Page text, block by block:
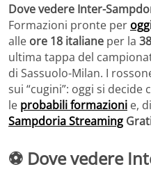
Dove vedere Inter-
Formazioni pronte per
alle ore 18 italiane per la
ultima tappa del
di Sassuolo-Milan. I
sui “cugini”: oggi si
le probabili formazioni e,
Sampdoria Streaming
⚽ Dove vedere